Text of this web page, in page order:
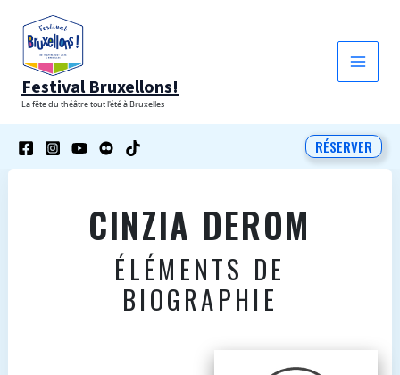
contenu
Festival Bruxellons!
La fête du théâtre tout l'été à Bruxelles
RÉSERVER
CINZIA DEROM
ÉLÉMENTS DE
BIOGRAPHIE